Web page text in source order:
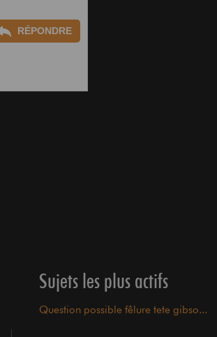
RÉPONDRE
Sujets les plus actifs
Question possible fêlure tete gibso...